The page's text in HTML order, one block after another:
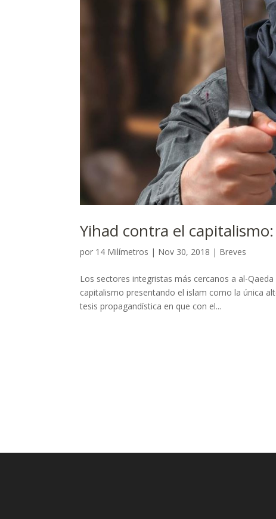
Yihad contra el
por 14 Milímetros | Nov 30, 2018 | Breves
Los sectores integristas más cercanos a al-
capitalismo presentando el islam como la única
tesis propagandística en que con el...